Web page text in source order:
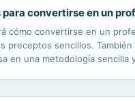
para convertirse en un
cómo convertirse en un
preceptos sencillos.
en una metodología